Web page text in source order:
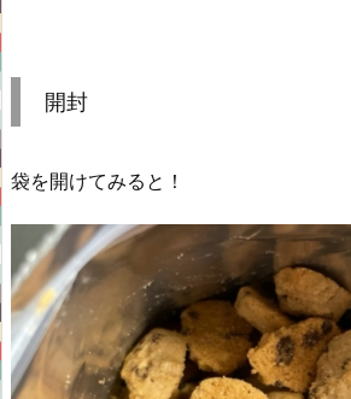
開封
袋を開けてみると！